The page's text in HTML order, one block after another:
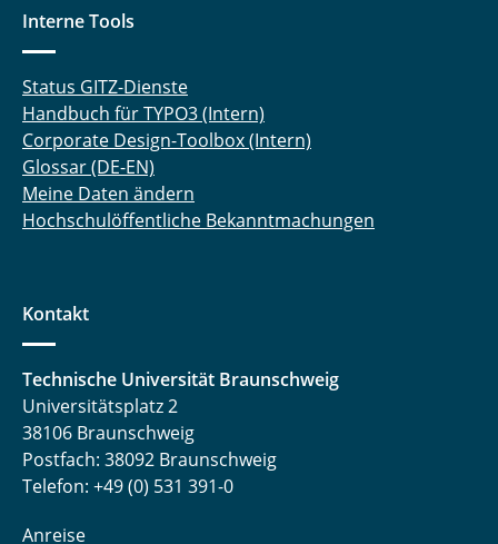
Interne Tools
Status GITZ-Dienste
Handbuch für TYPO3 (Intern)
Corporate Design-Toolbox (Intern)
Glossar (DE-EN)
Meine Daten ändern
Hochschulöffentliche Bekanntmachungen
Kontakt
Technische Universität Braunschweig
Universitätsplatz 2
38106 Braunschweig
Postfach: 38092 Braunschweig
Telefon: +49 (0) 531 391-0
Anreise